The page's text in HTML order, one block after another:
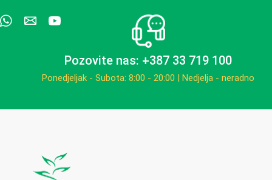
Pozovite nas: +387 33 719 100
Ponedjeljak - Subota: 8:00 - 20:00 | Nedjelja - neradno